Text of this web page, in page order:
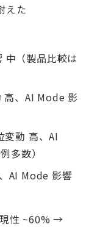
えた
中（製品比較は
高、AI Mode 影
変動 高、AI
多数）
AI Mode 影響
性 ~60% →